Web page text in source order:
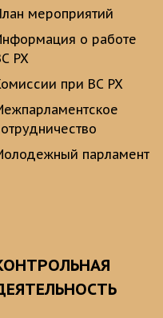
мероприятий
о работе
РХ
при ВС РХ
парламент